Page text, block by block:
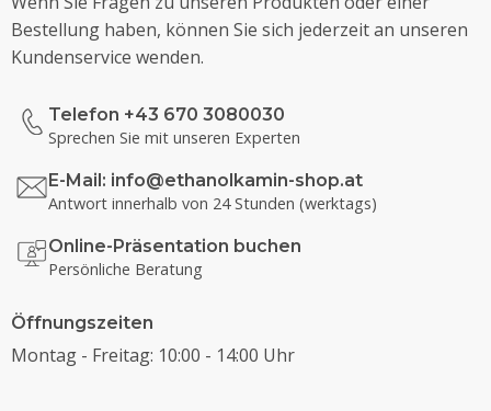
Bestellung haben, können Sie sich jederzeit an unseren
Kundenservice wenden.
Telefon +43 670 3080030
Sprechen Sie mit unseren Experten
E-Mail: info@ethanolkamin-shop.at
Antwort innerhalb von 24 Stunden (werktags)
Online-Präsentation buchen
Persönliche Beratung
Öffnungszeiten
Montag - Freitag: 10:00 - 14:00 Uhr